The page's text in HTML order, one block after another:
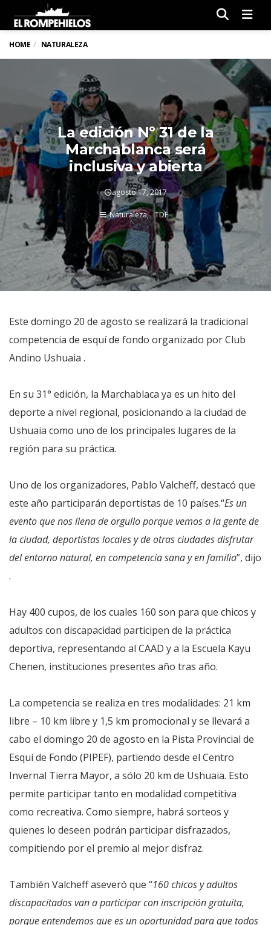
HOME NATURALEZA
La edición Nº 31 de la
Marchablanca será
inclusiva y abierta
agosto 17, 2017
Naturaleza TDF
Este domingo 20 de agosto se realizará la tradicional
competencia de esquí de fondo organizado por Club
Andino Ushuaia .
En su 31° edición, la Marchablaca ya es un hito del
deporte a nivel regional, posicionando a la ciudad de
Ushuaia como uno de los principales lugares de la
región para su práctica.
Uno de los organizadores, Pablo Valcheff, destacó que
este año participarán deportistas de 10 países.“Es un
evento que nos llena de orgullo porque vemos a la gente de
la ciudad, deportistas locales y de otras ciudades disfrutar
del entorno natural, en competencia sana y en familia”, dijo
.
Hay 400 cupos, de los cuales 160 son para que chicos y
adultos con discapacidad participen de la práctica
deportiva, representando al CAAD y a la Escuela Kayu
Chenen, instituciones presentes año tras año.
La competencia se realiza en tres modalidades: 21 km
libre – 10 km libre y 1,5 km promocional y se llevará a
cabo el domingo 20 de agosto en la Pista Provincial de
Esquí de Fondo (PIPEF), partiendo desde el Centro
Invernal Tierra Mayor, a sólo 20 km de Ushuaia. Esto
permite participar tanto en modalidad competitiva
como recreativa. Como siempre, habrá sorteos y
quienes lo deseen podrán participar disfrazados,
compitiendo por el premio al mejor disfraz.
También Valcheff aseveró que “160 chicos y adultos
discapacitados van a participar con inscripción gratuita,
porque entendemos que es un oportunidad para que todos